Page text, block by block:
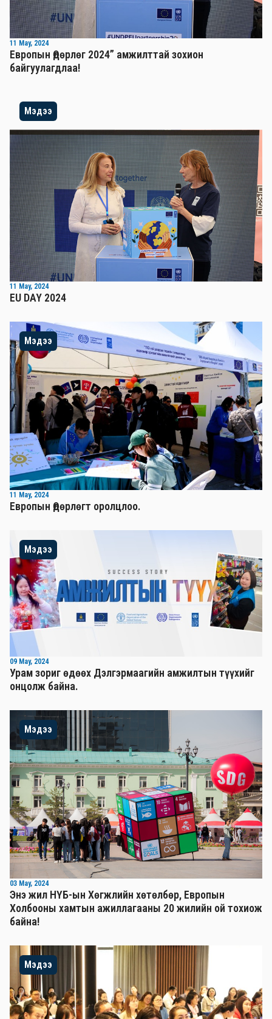
11 May, 2024
Европын Өдөрлөг 2024” амжилттай зохион
байгуулагдлаа!
Мэдээ
11 May, 2024
EU DAY 2024
Мэдээ
11 May, 2024
Европын Өдөрлөгт оролцлоо.
Мэдээ
09 May, 2024
Урам зориг өдөөх Дэлгэрмаагийн амжилтын түүхийг
онцолж байна.
Мэдээ
03 May, 2024
Энэ жил НҮБ-ын Хөгжлийн хөтөлбөр, Европын
Холбооны хамтын ажиллагааны 20 жилийн ой тохиож
байна!
Мэдээ